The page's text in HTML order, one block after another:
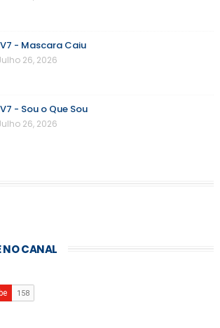
- Mascara Caiu
26, 2026
- Sou o Que Sou
26, 2026
NO CANAL